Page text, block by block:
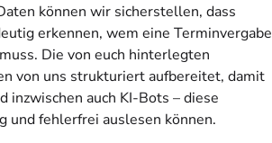
können wir sicherstellen, dass
erkennen, wem eine Terminvergabe
Die von euch hinterlegten
von uns strukturiert aufbereitet, damit
inzwischen auch KI-Bots – diese
und fehlerfrei auslesen können.